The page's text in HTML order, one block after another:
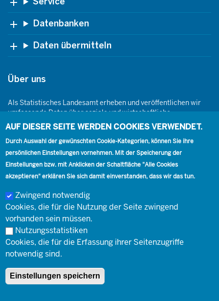
Datenbanken
Daten übermitteln
Über uns
Als Statistisches Landesamt erheben und veröffentlichen wir
umfassende Daten über soziale und wirtschaftliche
Gegebenheiten. Dabei sind wir den Grundsätzen der Neutralität,
Objektivität, wissenschaftlichen Unabhängigkeit und der
statistischen Geheimhaltung verpflichtet.
Footer
Kontakt
Kontakt Presse Karriere
Social
Footer
Impressum
© Landesbetrieb Information und Technik Nordrhein-Westfalen
(IT.NRW)
Impressum Datenschutz
AUF DIESER SEITE WERDEN COOKIES VERWENDET.
Durch Auswahl der gewünschten Cookie-Kategorien, können Sie ihre
persönlichen Einstellungen vornehmen. Mit der Speicherung der
Einstellungen bzw. mit Anklicken der Schaltfläche "Alle Cookies
akzeptieren" erklären Sie sich damit einverstanden, dass wir das tun.
Zwingend notwendig
Cookies, die für die Nutzung der Seite zwingend
vorhanden sein müssen.
Nutzungsstatistiken
Cookies, die für die Erfassung ihrer Seitenzugriffe
notwendig sind.
Einstellungen speichern